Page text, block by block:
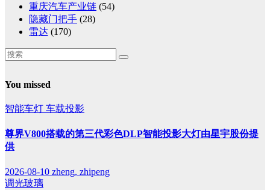
重庆汽车产业链 (54)
隐藏门把手 (28)
雷达 (170)
You missed
智能车灯 车载投影
尊界V800搭载的第三代彩色DLP智能投影大灯由星宇股份提
供
2026-08-10 zheng, zhipeng
调光玻璃